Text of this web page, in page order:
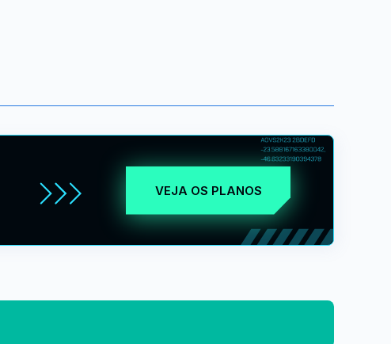
VEJA OS PLANOS